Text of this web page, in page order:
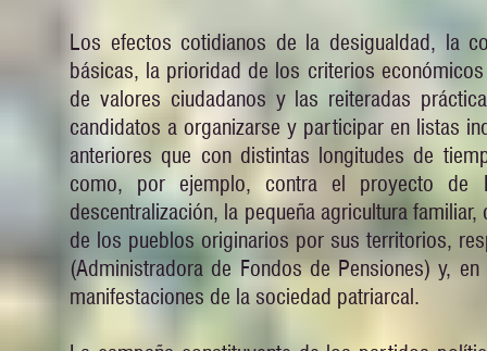
Los efectos cotidianos de la desigualdad, la
básicas, la prioridad de los criterios
de valores ciudadanos y las reiteradas
candidatos a organizarse y participar en listas
anteriores que con distintas longitudes de
como, por ejemplo, contra el proyecto de
descentralización, la pequeña agricultura
de los pueblos originarios por sus territorios,
(Administradora de Fondos de Pensiones) y,
manifestaciones de la sociedad patriarcal.